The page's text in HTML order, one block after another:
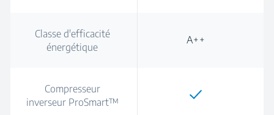
Classe d'efficacité
énergétique
A++
Compresseur
inverseur ProSmart™